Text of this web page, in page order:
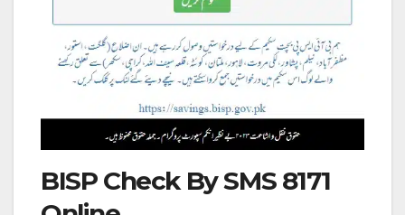
BISP Check By SMS 8171